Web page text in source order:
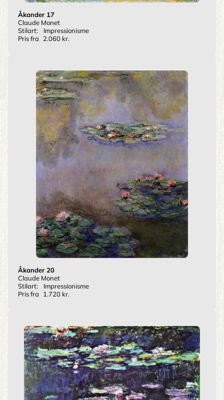
Åkander 17
Claude Monet
Stilart:
Impressionisme
Pris fra
2.060 kr.
Åkander 20
Claude Monet
Stilart:
Impressionisme
Pris fra
1.720 kr.